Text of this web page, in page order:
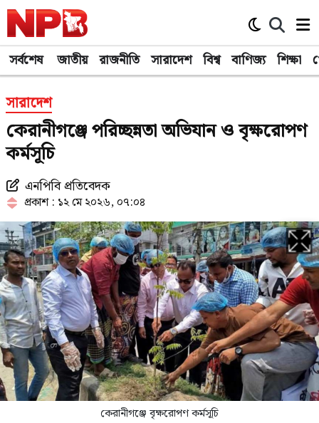
সর্বশেষ জাতীয় রাজনীতি সারাদেশ বিশ্ব বাণিজ্য শিক্ষা
সারাদেশ
কেরানীগঞ্জে পরিচ্ছন্নতা অভিযান ও বৃক্ষরোপণ
কর্মসূচি
এনপিবি প্রতিবেদক
প্রকাশ : ১২ মে ২০২৬, ০৭:০৪
কেরানীগঞ্জে বৃক্ষরোপণ কর্মসূচি